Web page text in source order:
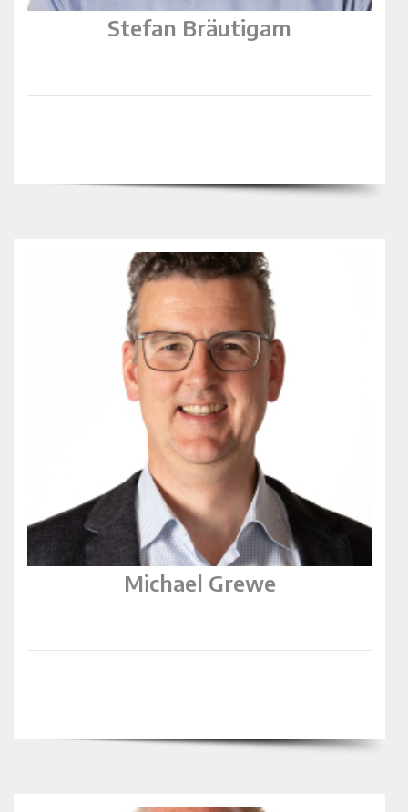
Stefan Bräutigam
Michael Grewe